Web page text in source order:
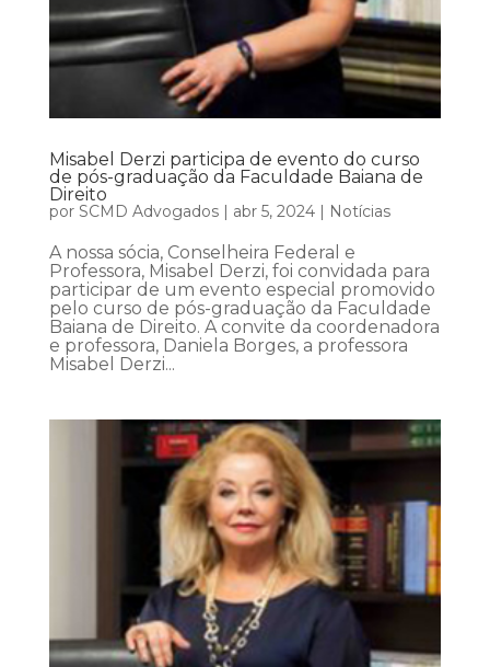
Misabel Derzi participa de evento do curso
de pós-graduação da Faculdade Baiana de
Direito
por SCMD Advogados| abr 5, 2024| Notícias
A nossa sócia, Conselheira Federal e
Professora, Misabel Derzi, foi convidada para
participar de um evento especial promovido
pelo curso de pós-graduação da Faculdade
Baiana de Direito. A convite da coordenadora
e professora, Daniela Borges, a professora
Misabel Derzi...